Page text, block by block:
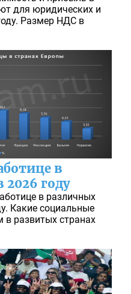
для юридических и
Размер НДС в
в
2026 году
в различных
Какие социальные
развитых странах